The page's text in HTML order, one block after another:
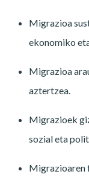
Migrazioa
ekonomiko
Migrazioa
aztertzea.
Migrazioek
sozial eta
Migrazioaren